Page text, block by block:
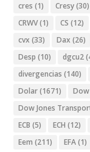
cres (1) Cresy(30)
CRWV(1) CS (12)
cvx (33) Dax (26)
Desp (10) dgcu2
divergencias (140)
Dolar(1671)
Dow Jones
ECB (5) ECH (12)
Eem (211) EFA(1)